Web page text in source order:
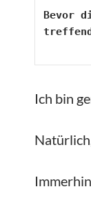
Bevor
Ich bin